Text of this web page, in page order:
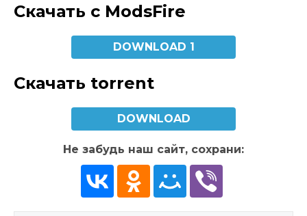
Скачать с ModsFire
DOWNLOAD 1
Скачать torrent
DOWNLOAD
Не забудь наш сайт, сохрани: